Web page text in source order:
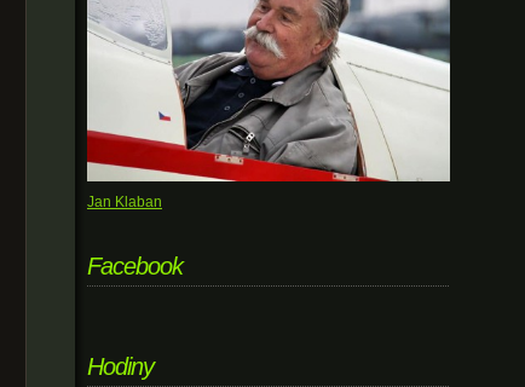
Jan Klaban
Facebook
Hodiny